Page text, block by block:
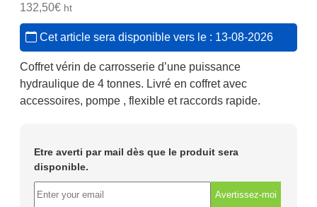
initial
était :
169€.
est :
159€.
132,50€ht
Cet article sera disponible vers le : 13-08-2026
Coffret vérin de carrosserie d’une puissance
hydraulique de 4 tonnes. Livré en coffret avec
accessoires, pompe , flexible et raccords rapide.
Etre averti par mail dès que le produit sera
disponible.
Avertissez-moi